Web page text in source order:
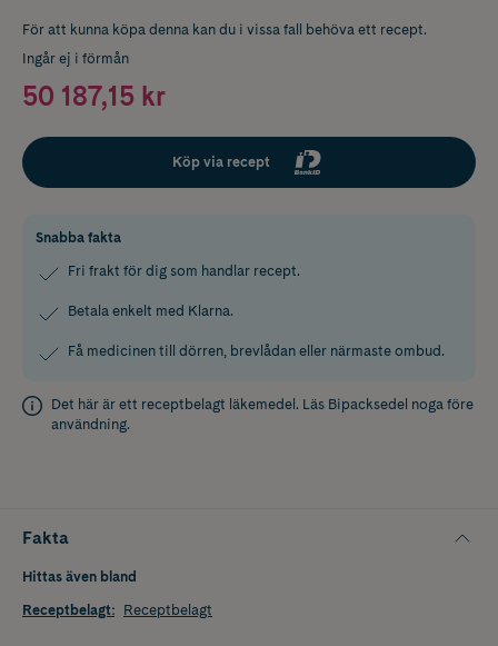
För att kunna köpa denna kan du i vissa fall behöva ett recept.
Ingår ej i förmån
50 187,15 kr
Köp via recept
Snabba fakta
Fri frakt för dig som handlar recept.
Betala enkelt med Klarna.
Få medicinen till dörren, brevlådan eller närmaste ombud.
Det här är ett receptbelagt läkemedel. Läs Bipacksedel noga före
användning.
Fakta
Hittas även bland
Receptbelagt: Receptbelagt